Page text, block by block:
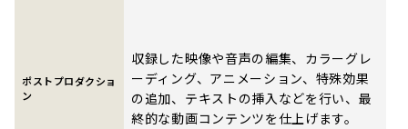
ポストプロダクショ
ン
収録した映像や音声の編集、カラーグレ
ーディング、アニメーション、特殊効果
の追加、テキストの挿入などを行い、最
終的な動画コンテンツを仕上げます。